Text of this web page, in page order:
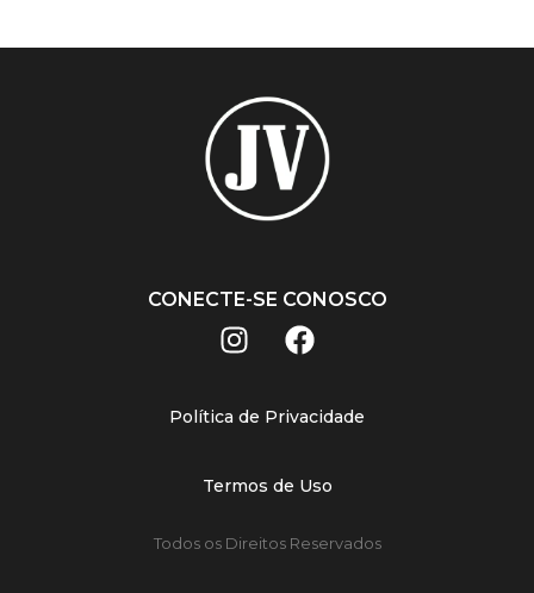
CONECTE-SE CONOSCO
Política de Privacidade
Termos de Uso
Todos os Direitos Reservados